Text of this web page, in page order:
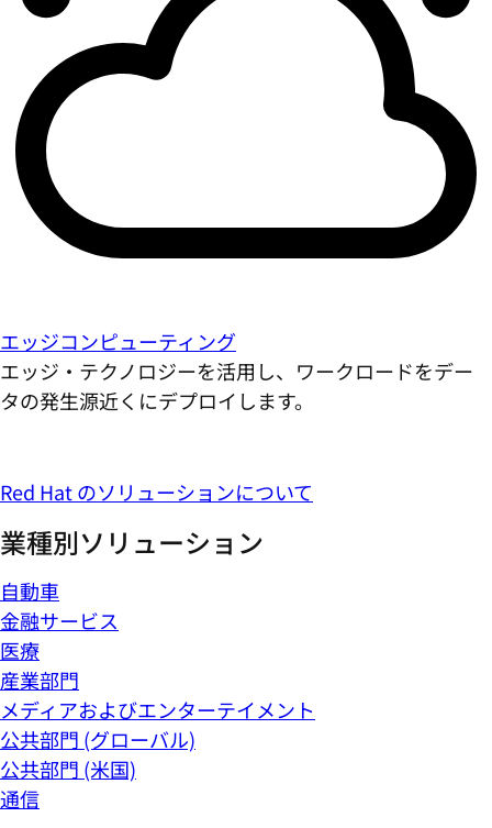
エッジコンピューティング
エッジ・テクノロジーを活用し、ワークロードをデー
タの発生源近くにデプロイします。
Red Hat のソリューションについて
業種別ソリューション
自動車
金融サービス
医療
産業部門
メディアおよびエンターテイメント
公共部門 (グローバル)
公共部門 (米国)
通信